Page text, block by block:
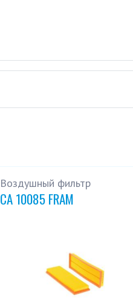
Воздушный фильтр
CA 10085 FRAM